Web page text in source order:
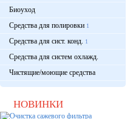
Биоуход
Средства для полировки 1
Средства для сист. конд. 1
Средства для систем охлажд.
Чистящие/моющие средства
НОВИНКИ